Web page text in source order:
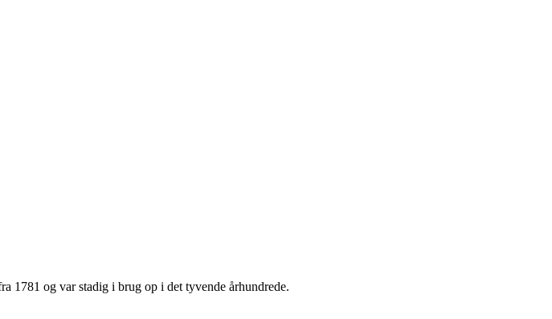
1781 og var stadig i brug op i det tyvende århundrede.